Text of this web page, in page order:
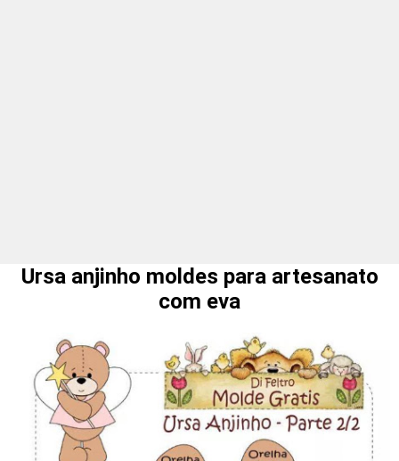
Ursa anjinho moldes para artesanato
com eva